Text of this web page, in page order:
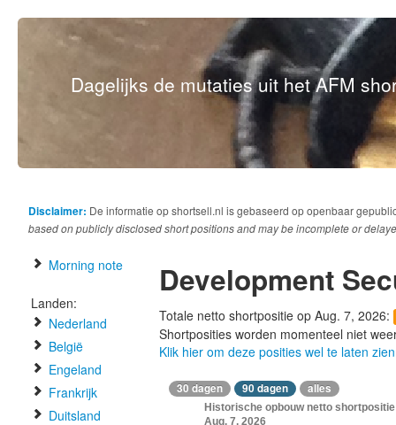
Dagelijks de mutaties uit het AFM
Disclaimer: De informatie op shortsell.nl is gebaseerd op openbaar
based on publicly disclosed short positions and may be incomplete or
Morning note
Landen:
Nederland
België
Engeland
Frankrijk
Duitsland
Development
Totale netto shortpositie op Aug. 7, 2026:
Shortposities worden momenteel niet
Klik hier om deze posities wel te laten zien
30 dagen 90 dagen alles
Historische opbouw netto
Aug. 7, 2026